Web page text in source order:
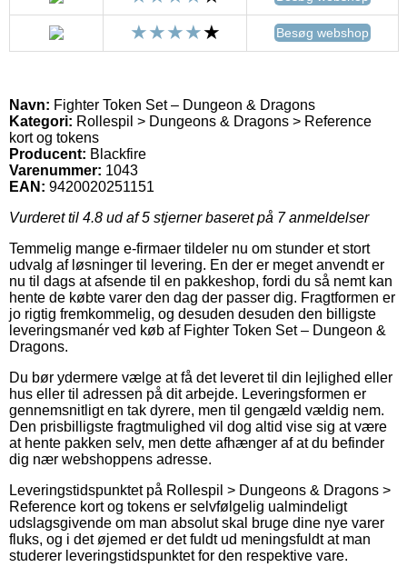
Besøg webshop
Navn: Fighter Token Set – Dungeon & Dragons
Kategori: Rollespil > Dungeons & Dragons > Reference
kort og tokens
Producent: Blackfire
Varenummer: 1043
EAN: 9420020251151
Vurderet til 4.8 ud af 5 stjerner baseret på 7anmeldelser
Temmelig mange e-firmaer tildeler nu om stunder et stort
udvalg af løsninger til levering. En der er meget anvendt er
nu til dags at afsende til en pakkeshop, fordi du så nemt kan
hente de købte varer den dag der passer dig. Fragtformen er
jo rigtig fremkommelig, og desuden desuden den billigste
leveringsmanér ved køb af Fighter Token Set – Dungeon &
Dragons.
Du bør ydermere vælge at få det leveret til din lejlighed eller
hus eller til adressen på dit arbejde. Leveringsformen er
gennemsnitligt en tak dyrere, men til gengæld vældig nem.
Den prisbilligste fragtmulighed vil dog altid vise sig at være
at hente pakken selv, men dette afhænger af at du befinder
dig nær webshoppens adresse.
Leveringstidspunktet på Rollespil > Dungeons & Dragons >
Reference kort og tokens er selvfølgelig ualmindeligt
udslagsgivende om man absolut skal bruge dine nye varer
fluks, og i det øjemed er det fuldt ud meningsfuldt at man
studerer leveringstidspunktet for den respektive vare.